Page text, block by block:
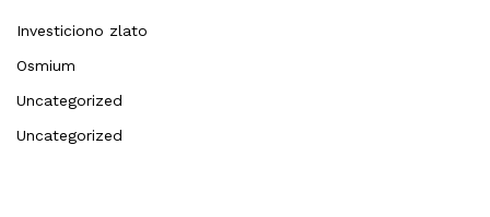
Investiciono zlato
Osmium
Uncategorized
Uncategorized